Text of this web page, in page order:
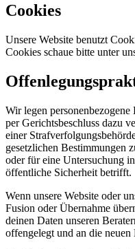
Cookies
Unsere Website benutzt
Cookies schaue bitte unter
Wir legen
per Gerichtsbeschluss dazu
einer
gesetzlichen Bestimmungen
oder für eine Untersuchung
öffentliche Sicherheit betrifft.
Wenn unsere Website oder
Fusion oder Übernahme
deinen Daten unseren
offengelegt und an die